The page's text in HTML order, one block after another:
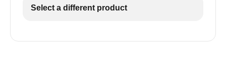
Select a different product